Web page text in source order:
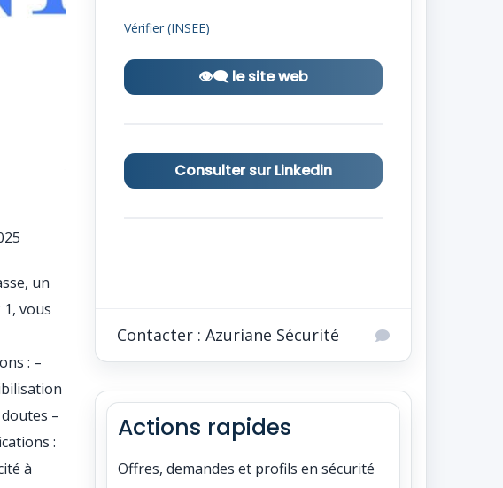
un
1, vous
: –
–
:
à
Vérifier (INSEE)
👁‍🗨 le site web
Consulter sur Linkedin
Contacter : Azuriane Sécurité
Actions rapides
Offres, demandes et profils en sécurité